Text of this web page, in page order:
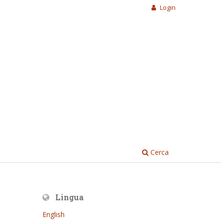
Cerca
Login
Lingua
English